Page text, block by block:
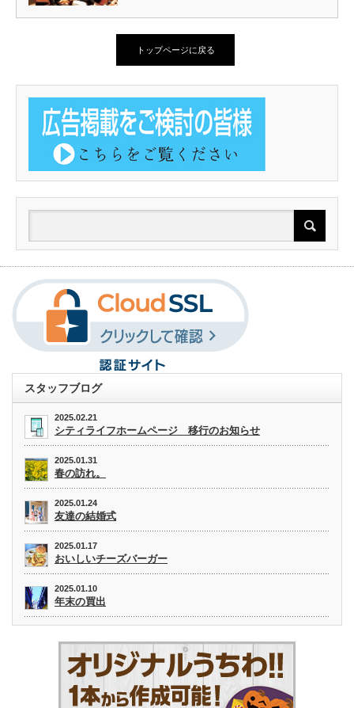
トップページに戻る
スタッフブログ
2025.02.21
シティライフホームページ 移行のお知らせ
2025.01.31
春の訪れ。
2025.01.24
友達の結婚式
2025.01.17
おいしいチーズバーガー
2025.01.10
年末の買出